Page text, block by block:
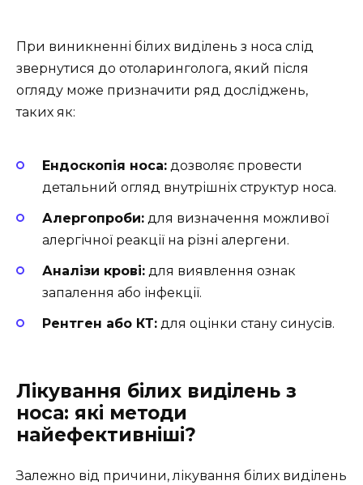
При виникненні білих виділень з носа слід
звернутися до отоларинголога, який після
огляду може призначити ряд досліджень,
таких як:
Ендоскопія носа: дозволяє провести
детальний огляд внутрішніх структур носа.
Алергопроби: для визначення можливої
алергічної реакції на різні алергени.
Аналізи крові: для виявлення ознак
запалення або інфекції.
Рентген або КТ: для оцінки стану синусів.
Лікування білих виділень з
носа: які методи
найефективніші?
Залежно від причини, лікування білих виділень